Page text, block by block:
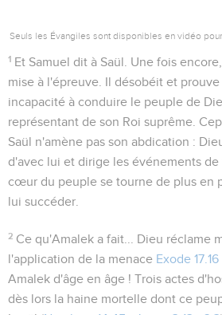
Seuls les Évangiles sont disponibles en vidéo pour
1 Et Samuel dit à Saül . Une fois
mise à l'épreuve. Il désobéit et
incapacité à conduire le peuple de
représentant de son Roi suprême.
Saül n'amène pas son abdication :
d'avec lui et dirige les événements
cœur du peuple se tourne de plus en
lui succéder.
2 Ce qu'Amalek a fait...
Dieu réclame
l'application de la menace Exode 17.16
Amalek d'âge en âge ! Trois actes
dès lors la haine mortelle dont ce